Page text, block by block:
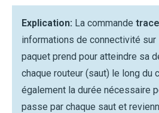
Explication: La commande
informations de connectivité sur
paquet prend pour atteindre sa
chaque routeur (saut) le long du
également la durée nécessaire
passe par chaque saut et